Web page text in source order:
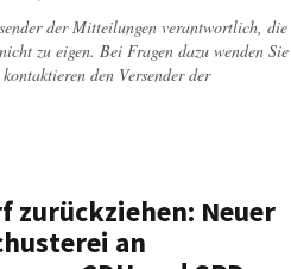
der Mitteilungen verantwortlich, die
zu eigen. Bei Fragen dazu wenden Sie
den Versender der
zurückziehen: Neuer
an